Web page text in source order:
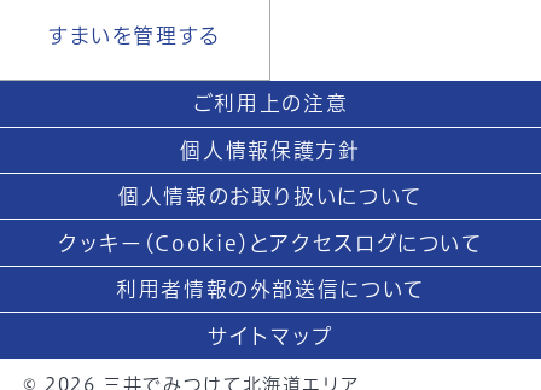
すまいを管理する
ご利用上の注意
個人情報保護方針
個人情報のお取り扱いについて
クッキー（Cookie）とアクセスログについて
利用者情報の外部送信について
サイトマップ
© 2026 三井でみつけて北海道エリア